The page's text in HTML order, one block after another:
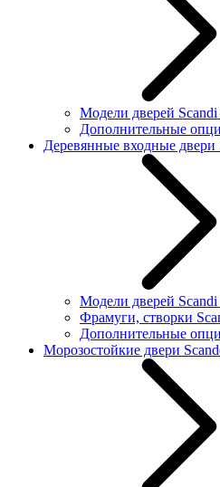
Модели дверей Scandi
Дополнительные
Деревянные входные двери
Модели дверей Scandi
Фрамуги, створки
Дополнительные
Морозостойкие двери